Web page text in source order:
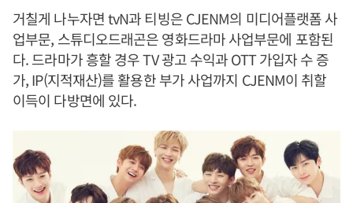
거칠게 나누자면 tvN과 티빙은 CJENM의 미디어플랫폼 사
업부문, 스튜디오드래곤은 영화드라마 사업부문에 포함된
다. 드라마가 흥할 경우 TV 광고 수익과 OTT 가입자 수 증
가, IP(지적재산)를 활용한 부가 사업까지 CJENM이 취할
이득이 다방면에 있다.